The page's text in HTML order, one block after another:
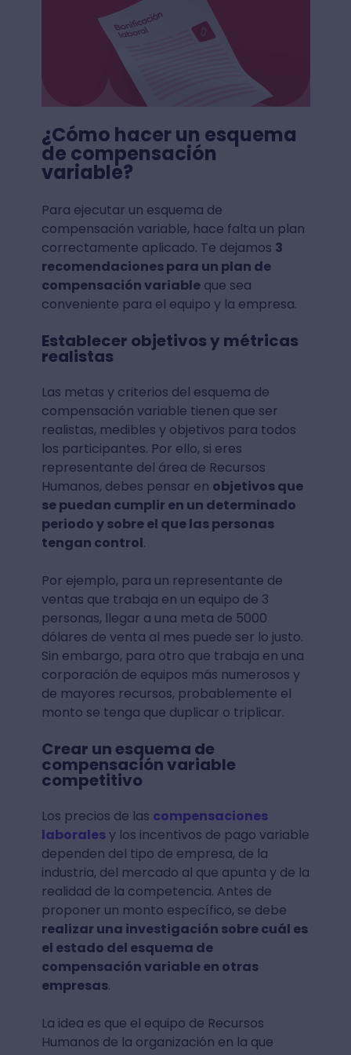
¿Cómo hacer un esquema
de compensación
variable?
Para ejecutar un esquema de
compensación variable, hace falta un plan
correctamente aplicado. Te dejamos 3
recomendaciones para un plan de
compensación variableque sea
conveniente para el equipo y la empresa.
Establecer objetivos y métricas
realistas
Las metas y criterios del esquema de
compensación variable tienen que ser
realistas, medibles y objetivos para todos
los participantes. Por ello, si eres
representante del área de Recursos
Humanos, debes pensar en objetivos que
se puedan cumplir en un determinado
periodo y sobre el que las personas
tengan control.
Por ejemplo, para un representante de
ventas que trabaja en un equipo de 3
personas, llegar a una meta de 5000
dólares de venta al mes puede ser lo justo.
Sin embargo, para otro que trabaja en una
corporación de equipos más numerosos y
de mayores recursos, probablemente el
monto se tenga que duplicar o triplicar.
Crear un esquema de
compensación variable
competitivo
Los precios de las compensaciones
laboralesy los incentivos de pago variable
dependen del tipo de empresa, de la
industria, del mercado al que apunta y de la
realidad de la competencia. Antes de
proponer un monto específico, se debe
realizar una investigación sobre cuál es
el estado del esquema de
compensación variable en otras
empresas.
La idea es que el equipo de Recursos
Humanos de la organización en la que